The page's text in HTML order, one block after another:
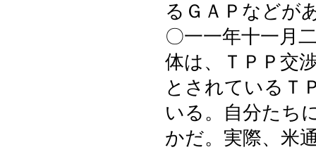
るＧＡＰなどが
〇一一年十一月
体は、ＴＰＰ交
とされているＴ
いる。自分たち
かだ。実際、米